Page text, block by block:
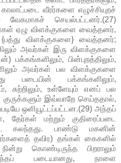
வீரர்களை எழுச்சியுறச்
செயல்பட்டனர்.(27)
ஏழு விளக்குகளை வைத்தனர்,
விளக்குகளை} வைத்தனர்;
அவர்கள் இரு விளக்குகளை
பின்புறத்திலும்,
அவர்கள் பல விளக்குகளை
படையின் பக்கங்களிலும்,
சுற்றிலும், உள்ளேயும் எனப் பல
குருக்களும் இவ்வாறே செய்ததால்,
ஒளியூட்டப்பட்டன.(29) அந்தப்
மற்றும் குதிரைப்படை
கலந்தது. பாண்டு மகனின்
தவிர) தங்கள் கைகளில்
கொண்டிருந்த பிறராலும்
அந்தப் படையானது, நாளை